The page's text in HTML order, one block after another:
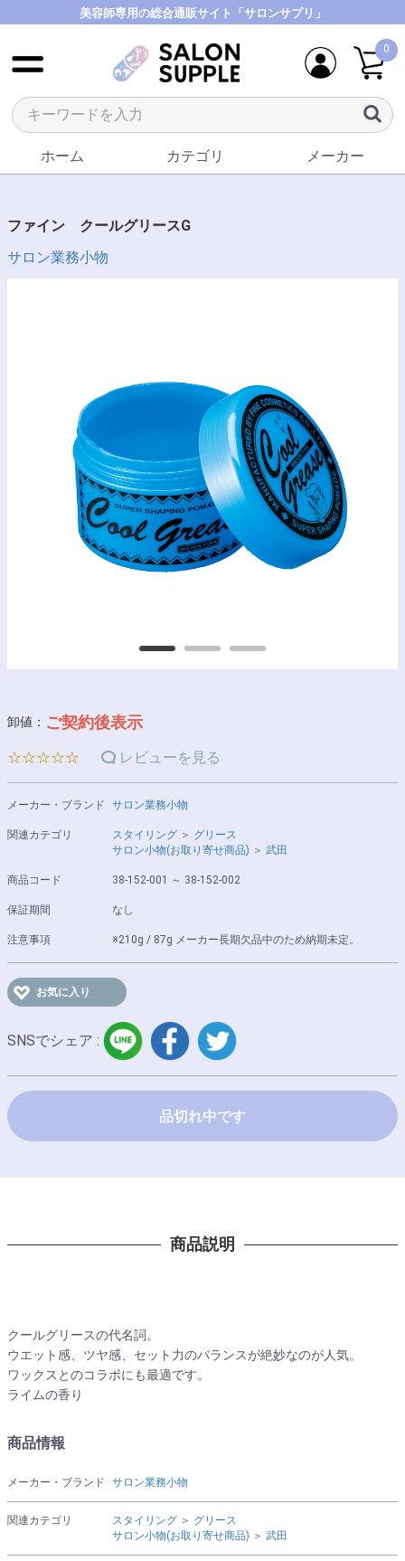
美容師専用の総合通販サイト「サロンサプリ」
0
ホーム カテゴリ メーカー
ファイン クールグリースG
サロン業務小物
卸値： ご契約後表示
☆☆☆☆☆ レビューを見る
メーカー・ブランド サロン業務小物
関連カテゴリ スタイリング ＞ グリース
サロン小物(お取り寄せ商品) ＞ 武田
商品コード 38-152-001 ～ 38-152-002
保証期間 なし
注意事項 ※210g / 87g メーカー長期欠品中のため納期未定。
お気に入り
SNSでシェア :
LINE facebook
品切れ中です
商品説明
クールグリースの代名詞。
ウエット感、ツヤ感、セット力のバランスが絶妙なのが人気。
ワックスとのコラボにも最適です。
ライムの香り
商品情報
メーカー・ブランド サロン業務小物
関連カテゴリ スタイリング ＞ グリース
サロン小物(お取り寄せ商品) ＞ 武田